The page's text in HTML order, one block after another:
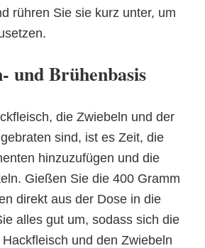
rühren Sie sie kurz unter, um
und Brühenbasis
die Zwiebeln und der
sind, ist es Zeit, die
hinzuzufügen und die
Gießen Sie die 400 Gramm
direkt aus der Dose in die
alles gut um, sodass sich die
und den Zwiebeln